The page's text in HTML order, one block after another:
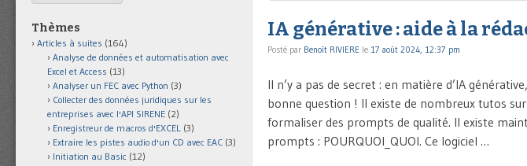
IA générative : aide à la
Posté par Benoît RIVIERE le 17 août 2024, 12:37 pm
Il n’y a pas de secret : en matière d’IA
bonne question ! Il existe de nombreux tutos
formaliser des prompts de qualité. Il existe
prompts : POURQUOI_QUOI. Ce logiciel …
Thèmes
Articles à suites (164)
Analyse de données et automatisation avec
Excel et Access (13)
Analyser un FEC avec Python (3)
Collecter des données juridiques sur les
entreprises avec l'API SIRENE (2)
Enregistreur de macros d'EXCEL (3)
Extraire les pistes audio d'un CD avec EAC (3)
Initiation au Basic (12)